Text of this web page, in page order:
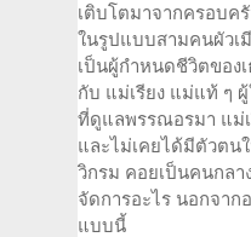
เติบโตมาจากครอบ
ในรูปแบบสามคนผัว
เป็นผู้กำหนดชีวิตของ
กับ แม่เรียง แม่แท้ ๆ
ที่ดูแลพรรณอรมา แม่
และไม่เคยได้มีตัวตน
วิกรม คอยเป็นคนกล
จัดการอะไร นอกจา
แบบนี้